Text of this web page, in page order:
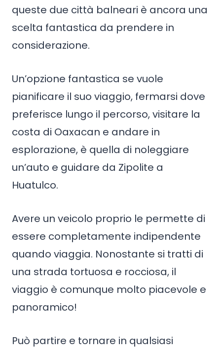
queste due città balneari è ancora una
scelta fantastica da prendere in
considerazione.
Un’opzione fantastica se vuole
pianificare il suo viaggio, fermarsi dove
preferisce lungo il percorso, visitare la
costa di Oaxacan e andare in
esplorazione, è quella di noleggiare
un’auto e guidare da Zipolite a
Huatulco.
Avere un veicolo proprio le permette di
essere completamente indipendente
quando viaggia. Nonostante si tratti di
una strada tortuosa e rocciosa, il
viaggio è comunque molto piacevole e
panoramico!
Può partire e tornare in qualsiasi